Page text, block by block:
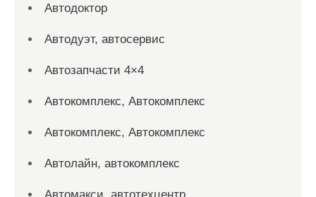
Автодоктор
Автодуэт, автосервис
Автозапчасти 4×4
Автокомплекс, Автокомплекс
Автокомплекс, Автокомплекс
Автолайн, автокомплекс
Автомакси, автотехцентр